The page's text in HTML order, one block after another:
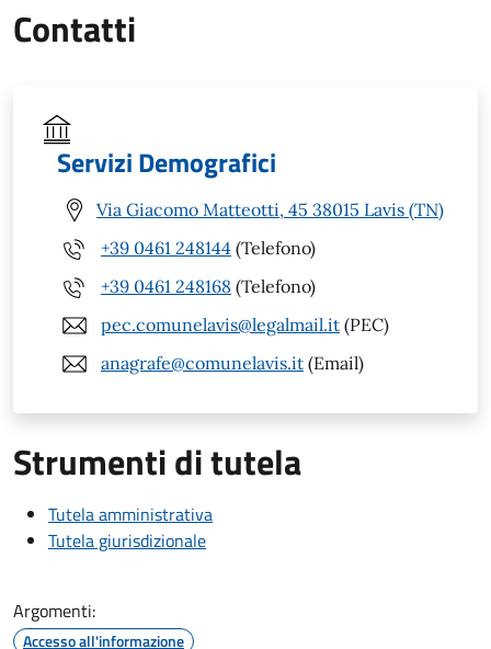
Contatti
Servizi Demografici
Via Giacomo Matteotti, 45 38015 Lavis (TN)
+39 0461 248144 (Telefono)
+39 0461 248168 (Telefono)
pec.comunelavis@legalmail.it (PEC)
anagrafe@comunelavis.it (Email)
Strumenti di tutela
Tutela amministrativa
Tutela giurisdizionale
Argomenti:
Accesso all'informazione